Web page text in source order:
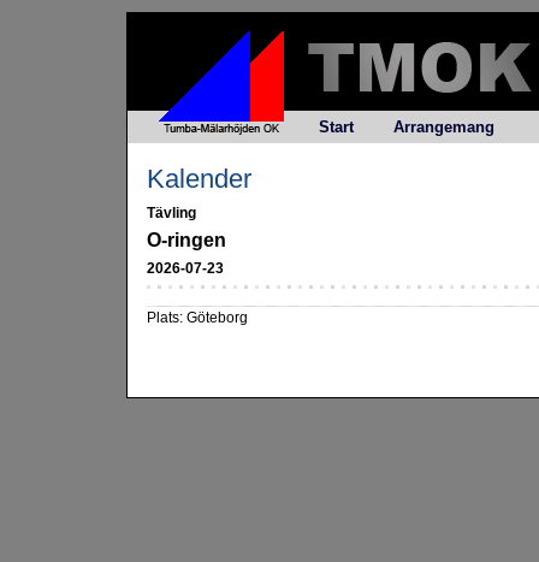
Start Arrangemang
Kalender
Tävling
O-ringen
2026-07-23
Plats: Göteborg